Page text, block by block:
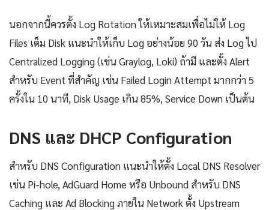
นอกจากนี้ควรตั้ง Log Rotation ให้เหมาะสมเพื่อไม่ให้ Log
Files เต็ม Disk แนะนำให้เก็บ Log อย่างน้อย 90 วัน ส่ง Log ไป
Centralized Logging (เช่น Graylog, Loki) ถ้ามี และตั้ง Alert
สำหรับ Event ที่สำคัญ เช่น Failed Login Attempt มากกว่า 5
ครั้งใน 10 นาที, Disk Usage เกิน 85%, Service Down เป็นต้น
DNS และ DHCP Configuration
สำหรับ DNS Configuration แนะนำให้ตั้ง Local DNS Resolver
เช่น Pi-hole, AdGuard Home หรือ Unbound สำหรับ DNS
Caching และ Ad Blocking ภายใน Network ตั้ง Upstream